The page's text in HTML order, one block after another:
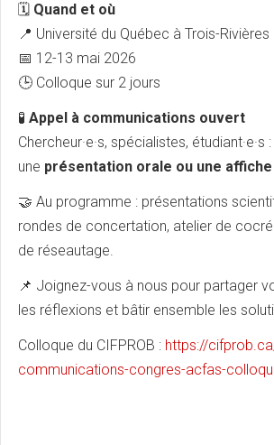
🗓️ Quand et où
📍 Université du Québec à Trois-Rivières
📅 12-13 mai 2026
🕒 Colloque sur 2 jours
🧪 Appel à communications ouvert
Chercheur·e·s, spécialistes,
une présentation orale ou une
🤝 Au programme : présentations
rondes de concertation, atelier de
de réseautage.
📌 Joignez-vous à nous pour partager
les réflexions et bâtir ensemble les
Colloque du CIFPROB : https://
communications-congres-acfas-